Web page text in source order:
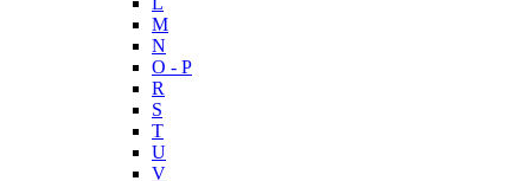
M
N
O - P
R
S
T
U
V